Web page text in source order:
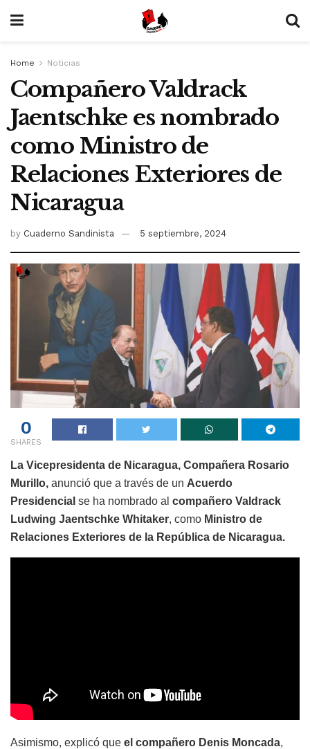
Home Noticias
Compañero Valdrack
Jaentschke es nombrado
como Ministro de
Relaciones Exteriores de
Nicaragua
by Cuaderno Sandinista 5 septiembre, 2024
0
SHARES
La Vicepresidenta de Nicaragua, Compañera Rosario
Murillo, anunció que a través de un Acuerdo
Presidencial se ha nombrado al compañero Valdrack
Ludwing Jaentschke Whitaker, como Ministro de
Relaciones Exteriores de la República de Nicaragua.
Asimismo, explicó que el compañero Denis Moncada,